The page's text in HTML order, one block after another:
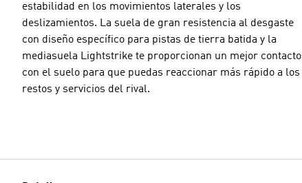
estabilidad en los movimientos laterales y los
deslizamientos. La suela de gran resistencia al desgaste
con diseño específico para pistas de tierra batida y la
mediasuela Lightstrike te proporcionan un mejor contacto
con el suelo para que puedas reaccionar más rápido a los
restos y servicios del rival.